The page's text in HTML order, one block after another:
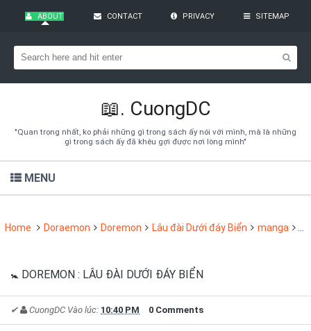
ABOUT CONTACT PRIVACY SITEMAP
📖. CuongDC
"Quan trọng nhất, ko phải những gì trong sách ấy nói với mình, mà là những
gì trong sách ấy đã khêu gợi được nơi lòng mình"
MENU
Home Doraemon Doremon Lâu đài Dưới đáy Biển manga
🚼 DOREMON : LÂU ĐÀI DƯỚI ĐÁY BIỂN
✔ CuongDC Vào lúc: 10:40 PM 0 Comments
Bạn đang cần tìm kiếm gì?
Theo dõi blog qua Email
Hãy đăng kí theo dõi blog để cập nhật những thủ thuật blogger,